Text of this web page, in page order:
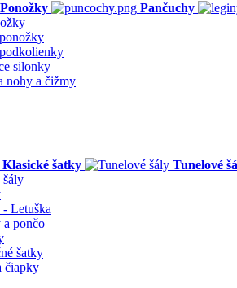
Ponožky
Pančuchy
silonky
nohy a čižmy
Klasické šatky
Tunelové
šály
Letuška
pončo
šatky
čiapky